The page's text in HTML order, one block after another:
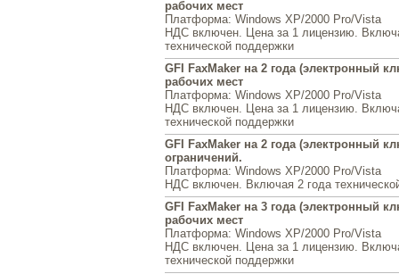
рабочих мест
Платформа: Windows XP/2000 Pro/Vista
НДС включен. Цена за 1 лицензию.
технической поддержки
GFI FaxMaker на 2 года (электронный
рабочих мест
Платформа: Windows XP/2000 Pro/Vista
НДС включен. Цена за 1 лицензию.
технической поддержки
GFI FaxMaker на 2 года (электронный
ограничений.
Платформа: Windows XP/2000 Pro/Vista
НДС включен. Включая 2 года
GFI FaxMaker на 3 года (электронный
рабочих мест
Платформа: Windows XP/2000 Pro/Vista
НДС включен. Цена за 1 лицензию.
технической поддержки